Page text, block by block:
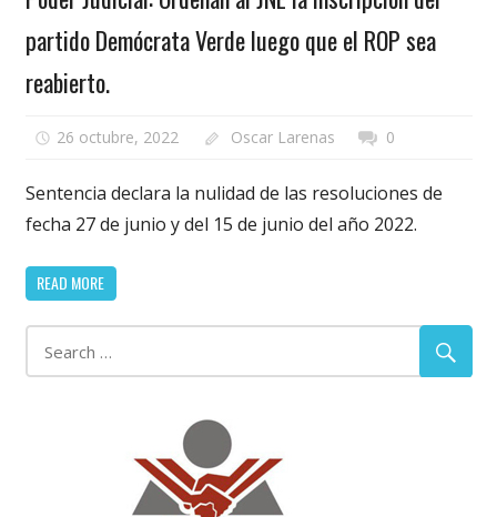
partido Demócrata Verde luego que el ROP sea
reabierto.
26 octubre, 2022 Oscar Larenas 0
Sentencia declara la nulidad de las resoluciones de
fecha 27 de junio y del 15 de junio del año 2022.
READ MORE